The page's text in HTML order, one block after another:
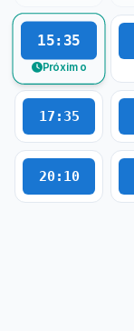
15:35
Próximo
17:35
20:10